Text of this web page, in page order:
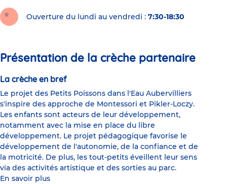
Ouverture du lundi au vendredi : 7:30-18:30
Présentation de la crèche partenaire
La crèche en bref
Le projet des Petits Poissons dans l'Eau Aubervilliers
s'inspire des approche de Montessori et Pikler-Loczy.
Les enfants sont acteurs de leur développement,
notamment avec la mise en place du libre
développement. Le projet pédagogique favorise le
développement de l'autonomie, de la confiance et de
la motricité. De plus, les tout-petits éveillent leur sens
via des activités artistique et des sorties au parc.
En savoir plus